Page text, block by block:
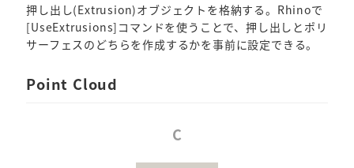
押し出し(Extrusion)オブジェクトを格納する。Rhinoで
[UseExtrusions]コマンドを使うことで、押し出しとポリ
サーフェスのどちらを作成するかを事前に設定できる。
Point Cloud
C